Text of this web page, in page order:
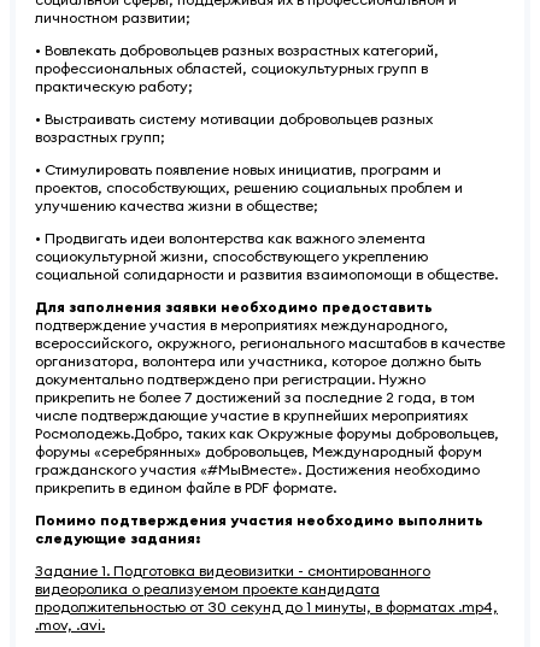
личностном развитии;
• Вовлекать добровольцев разных возрастных категорий,
профессиональных областей, социокультурных групп в
практическую работу;
• Выстраивать систему мотивации добровольцев разных
возрастных групп;
• Стимулировать появление новых инициатив, программ и
проектов, способствующих, решению социальных проблем и
улучшению качества жизни в обществе;
• Продвигать идеи волонтерства как важного элемента
социокультурной жизни, способствующего укреплению
социальной солидарности и развития взаимопомощи в обществе.
Для заполнения заявки необходимо предоставить
подтверждение участия в мероприятиях международного,
всероссийского, окружного, регионального масштабов в качестве
организатора, волонтера или участника, которое должно быть
документально подтверждено при регистрации. Нужно
прикрепить не более 7 достижений за последние 2 года, в том
числе подтверждающие участие в крупнейших мероприятиях
Росмолодежь.Добро, таких как Окружные форумы добровольцев,
форумы «серебрянных» добровольцев, Международный форум
гражданского участия «#МыВместе». Достижения необходимо
прикрепить в едином файле в PDF формате.
Помимо подтверждения участия необходимо выполнить
следующие задания:
Задание 1. Подготовка видеовизитки - смонтированного
видеоролика о реализуемом проекте кандидата
продолжительностью от 30 секунд до 1 минуты, в форматах .mp4,
.mov, .avi.